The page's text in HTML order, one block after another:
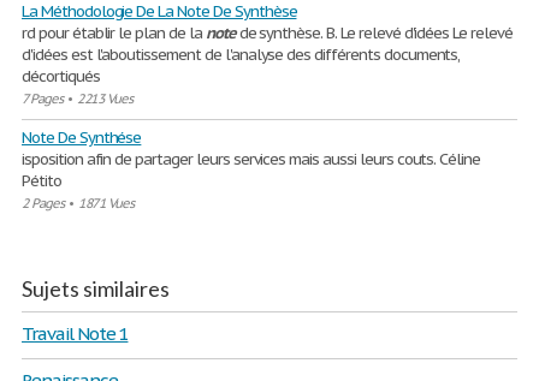
La Méthodologie De La Note De Synthèse
rd pour établir le plan de la notede synthèse. B. Le relevé d'idées Le relevé
d'idées est l'aboutissement de l'analyse des différents documents,
décortiqués
7 Pages• 2213 Vues
Note De Synthése
isposition afin de partager leurs services mais aussi leurs couts. Céline
Pétito
2 Pages• 1871 Vues
Sujets similaires
Travail Note 1